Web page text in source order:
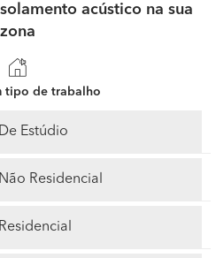
acústico na sua
zona
tipo de trabalho
Estúdio
Residencial